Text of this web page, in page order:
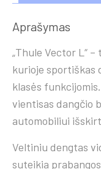
Aprašymas
„Thule Vector L“
kurioje sportiškas
klasės
vientisas dangčio
automobiliui
Veltiniu dengtas
suteikia